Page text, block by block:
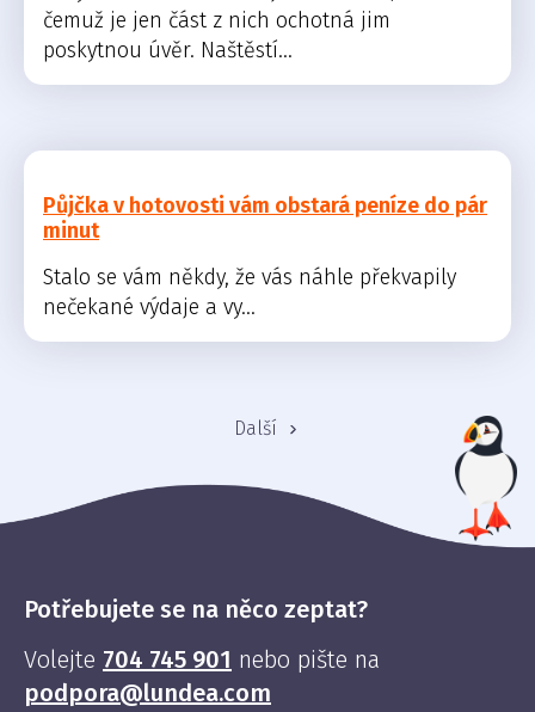
čemuž je jen část z nich ochotná jim
poskytnou úvěr. Naštěstí...
Půjčka v hotovosti vám obstará peníze do pár
minut
Stalo se vám někdy, že vás náhle překvapily
nečekané výdaje a vy...
Další
Potřebujete se na něco zeptat?
Volejte 704 745 901 nebo pište na
podpora@lundea.com